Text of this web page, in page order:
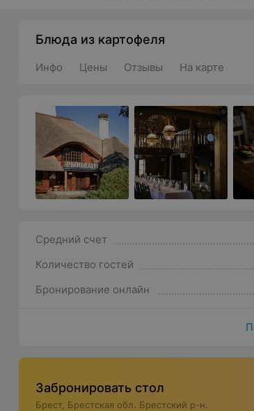
Блюда из картофеля
Инфо Цены Отзывы На карте
Средний счет
Количество гостей
Бронирование онлайн
Забронировать стол
Брест, Брестская обл. Брестский р-н.